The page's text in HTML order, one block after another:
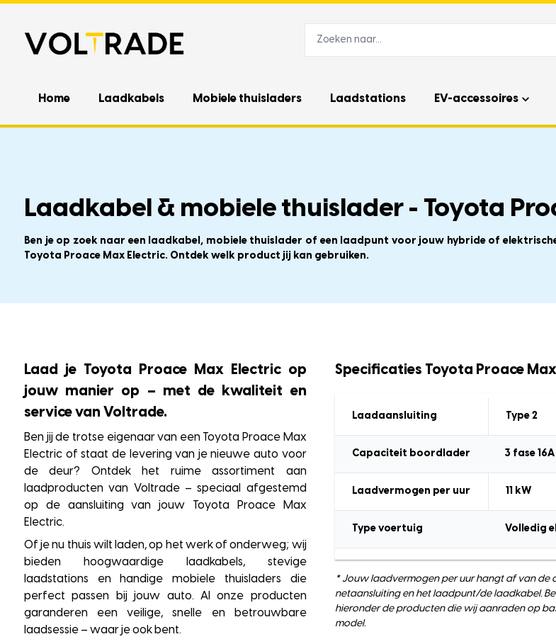
Home Laadkabels Mobiele thuisladers Laadstations EV-accessoires
Laadkabel & mobiele thuislader - Toyota
Ben je op zoek naar een laadkabel, mobiele thuislader of een laadpunt voor jouw hybride of
Toyota Proace Max Electric. Ontdek welk product jij kan gebruiken.
Laad je Toyota Proace Max Electric op
jouw manier op – met de kwaliteit en
service van Voltrade.
Ben jij de trotse eigenaar van een Toyota Proace Max
Electric of staat de levering van je nieuwe auto voor
de deur? Ontdek het ruime assortiment aan
laadproducten van Voltrade – speciaal afgestemd
op de aansluiting van jouw Toyota Proace Max
Electric.
Of je nu thuis wilt laden, op het werk of onderweg; wij
bieden hoogwaardige laadkabels, stevige
laadstations en handige mobiele thuisladers die
perfect passen bij jouw auto. Al onze producten
garanderen een veilige, snelle en betrouwbare
laadsessie – waar je ook bent.
Specificaties Toyota Proace
Laadaansluiting Type 2
Capaciteit boordlader 3 fase 16A
Laadvermogen per uur 11kW
Type voertuig Volledig
* Jouw laadvermogen per uur hangt af van de
netaansluiting en het laadpunt/de laadkabel.
hieronder de producten die wij aanraden op
model.